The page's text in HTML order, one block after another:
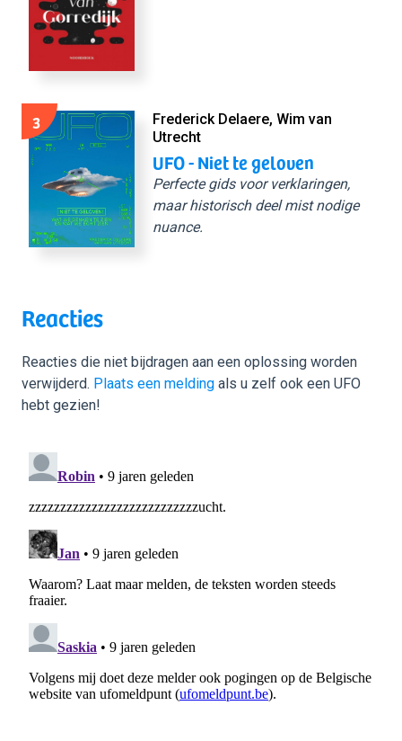
3
Frederick Delaere, Wim van
Utrecht
UFO - Niet te geloven
Perfecte gids voor verklaringen,
maar historisch deel mist nodige
nuance.
Reacties
Reacties die niet bijdragen aan een oplossing worden
verwijderd. Plaats een melding als u zelf ook een UFO
hebt gezien!